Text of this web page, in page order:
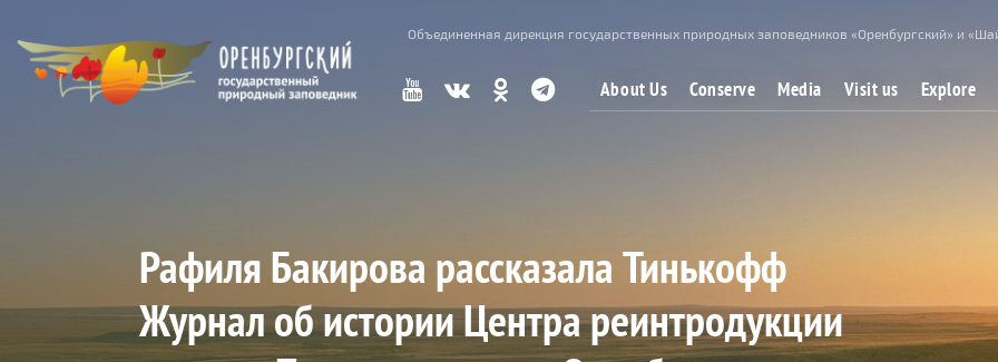
Объединенная дирекция государственных природных заповедников «Оренбургский» и
About Us Conserve Media Visit us Explore
Рафиля Бакирова рассказала Тинькофф
Журнал об истории Центра реинтродукции